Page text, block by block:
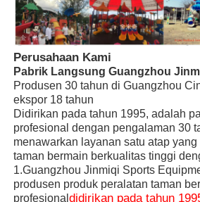
Tempat bermain memanjat tali
Peralatan Taman bermain Kayu
Perusahaan Kami
Pabrik Langsung Guangzhou
Produsen 30 tahun di Guangzhou
ekspor 18 tahun
Didirikan pada tahun 1995, adalah
profesional dengan pengalaman 30
menawarkan layanan satu atap
taman bermain berkualitas tinggi
1.Guangzhou Jinmiqi Sports
produsen produk peralatan taman
profesionaldidirikan pada tahun